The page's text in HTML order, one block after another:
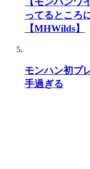
ってるところ
【MHWilds】
モンハン初プ
手過ぎる